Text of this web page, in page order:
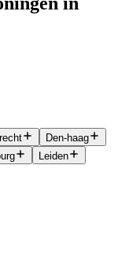
Den-haag
Leiden